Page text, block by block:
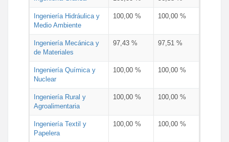
Ingeniería Hidráulica y
Medio Ambiente
100,00 % 100,00 %
Ingeniería Mecánica y
de Materiales
97,43 % 97,51 %
Ingeniería Química y
Nuclear
100,00 % 100,00 %
Ingeniería Rural y
Agroalimentaria
100,00 % 100,00 %
Ingeniería Textil y
Papelera
100,00 % 100,00 %